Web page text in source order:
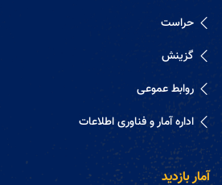
حراست
گزینش
روابط عموعی
اداره آمار و فناوری اطلاعات
آمار بازدید